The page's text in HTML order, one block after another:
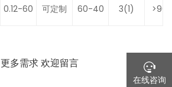
0.12-60 可定制 60-40 3(1)
更多需求 欢迎留言
在线咨询